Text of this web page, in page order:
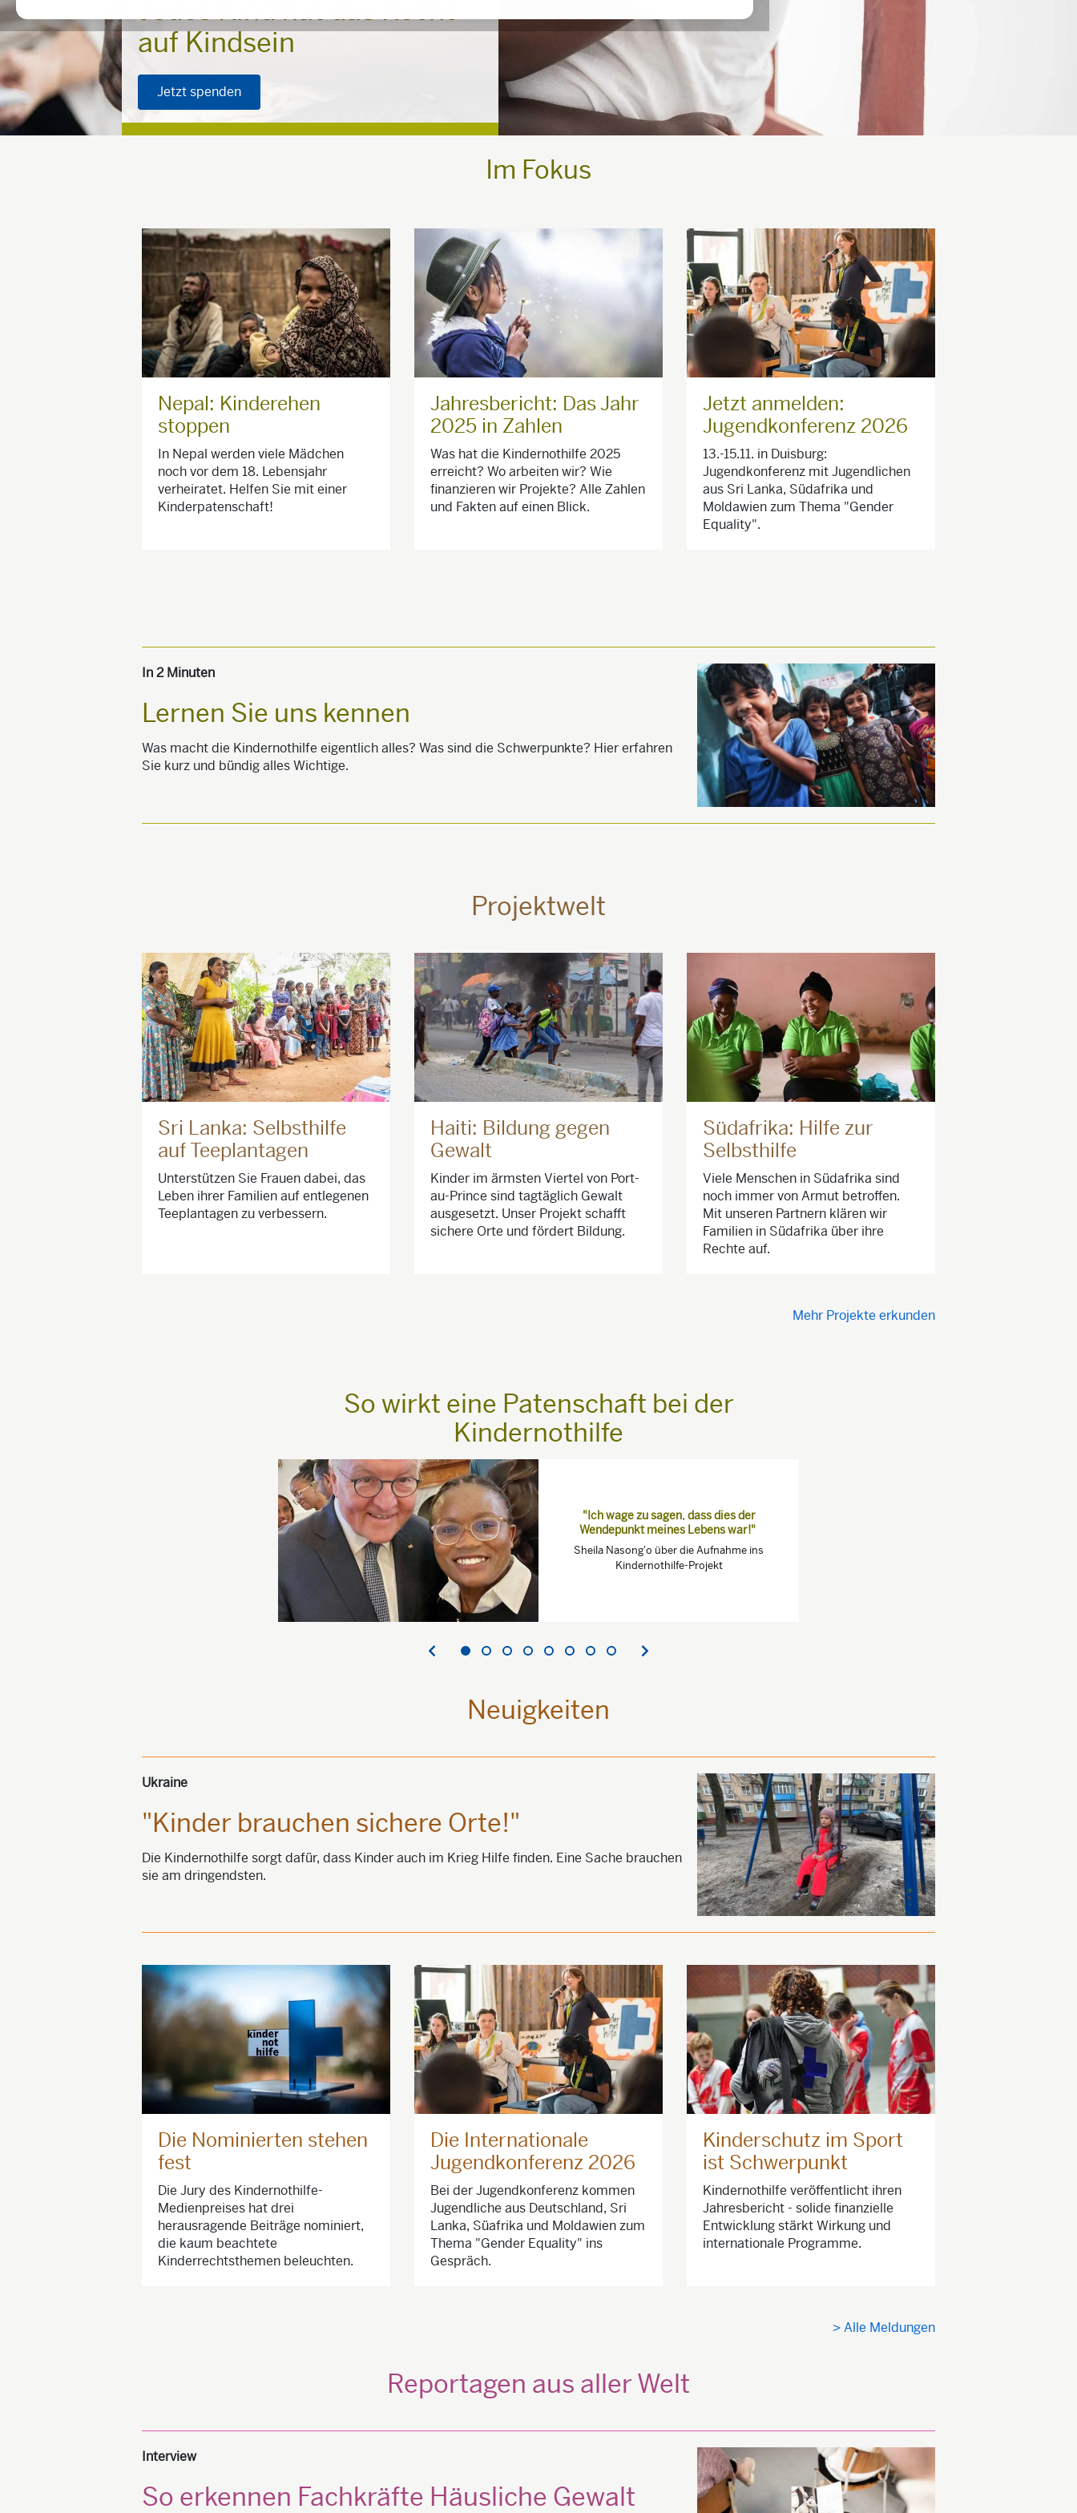
Jedes Kind hat das Recht
auf Kindsein
Jetzt spenden
Im Fokus
Nepal: Kinderehen
stoppen
In Nepal werden viele Mädchen
noch vor dem 18. Lebensjahr
verheiratet. Helfen Sie mit einer
Kinderpatenschaft!
Jahresbericht: Das Jahr
2025 in Zahlen
Was hat die Kindernothilfe 2025
erreicht? Wo arbeiten wir? Wie
finanzieren wir Projekte? Alle Zahlen
und Fakten auf einen Blick.
Jetzt anmelden:
Jugendkonferenz 2026
13.-15.11. in Duisburg:
Jugendkonferenz mit Jugendlichen
aus Sri Lanka, Südafrika und
Moldawien zum Thema "Gender
Equality".
In 2 Minuten
Lernen Sie uns kennen
Was macht die Kindernothilfe eigentlich alles? Was sind die Schwerpunkte? Hier erfahren
Sie kurz und bündig alles Wichtige.
Projektwelt
Sri Lanka: Selbsthilfe
auf Teeplantagen
Unterstützen Sie Frauen dabei, das
Leben ihrer Familien auf entlegenen
Teeplantagen zu verbessern.
Haiti: Bildung gegen
Gewalt
Kinder im ärmsten Viertel von Port-
au-Prince sind tagtäglich Gewalt
ausgesetzt. Unser Projekt schafft
sichere Orte und fördert Bildung.
Südafrika: Hilfe zur
Selbsthilfe
Viele Menschen in Südafrika sind
noch immer von Armut betroffen.
Mit unseren Partnern klären wir
Familien in Südafrika über ihre
Rechte auf.
Mehr Projekte erkunden
So wirkt eine Patenschaft bei der
Kindernothilfe
"Ich wage zu sagen, dass dies der
Wendepunkt meines Lebens war!"
Sheila Nasong'o über die Aufnahme ins
Kindernothilfe-Projekt
Neuigkeiten
Ukraine
"Kinder brauchen sichere Orte!"
Die Kindernothilfe sorgt dafür, dass Kinder auch im Krieg Hilfe finden. Eine Sache brauchen
sie am dringendsten.
Die Nominierten stehen
fest
Die Jury des Kindernothilfe-
Medienpreises hat drei
herausragende Beiträge nominiert,
die kaum beachtete
Kinderrechtsthemen beleuchten.
Die Internationale
Jugendkonferenz 2026
Bei der Jugendkonferenz kommen
Jugendliche aus Deutschland, Sri
Lanka, Süafrika und Moldawien zum
Thema "Gender Equality" ins
Gespräch.
Kinderschutz im Sport
ist Schwerpunkt
Kindernothilfe veröffentlicht ihren
Jahresbericht - solide finanzielle
Entwicklung stärkt Wirkung und
internationale Programme.
> Alle Meldungen
Reportagen aus aller Welt
Interview
So erkennen Fachkräfte Häusliche Gewalt